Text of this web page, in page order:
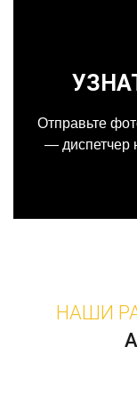
Отправьте
— диспетчер
НАШИ